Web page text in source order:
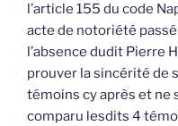
l’article 155 du code
acte de notoriété
l’absence dudit Pierre
prouver la sincérité de
témoins cy après et ne
comparu lesdits 4